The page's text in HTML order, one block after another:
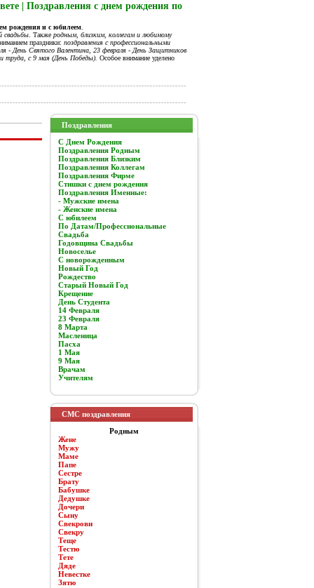
| Поздравления с днем рождения по
рождения и с юбилеем
свадьбы . Также родным, близким, коллегам и любимому
праздники: поздравления с профессиональными
- День Святого Валентина, 23 февраля - День Защитников
труда, с 9 мая (День Победы). Особое внимание уделено
Поздравления
C Днем Рождения
Поздравления Родным
Поздравления Близким
Поздравления Коллегам
Поздравления Фирме
Стишки с днем рождения
Поздравления Именные:
- Мужские имена
- Женские имена
С юбилеем
По Датам/Профессиональные
Свадьба
Годовщина Свадьбы
Новоселье
С новорожденным
Новый Год
Рождество
Старый Новый Год
Крещение
День Студента
14 Февраля
23 Февраля
8 Марта
Масленица
Пасха
1 Мая
9 Мая
Врачам
Учителям
СМС поздравления
Родным
Жене
Мужу
Маме
Папе
Сестре
Брату
Бабушке
Дедушке
Дочери
Сыну
Свекрови
Свекру
Теще
Тестю
Тете
Дяде
Невестке
Зятю